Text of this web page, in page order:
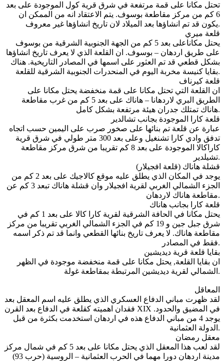
تحتل مكانا على قمة مرتفعة في شرق قرية كول الموجودة على بعد
6 كم من مركز مقاطعة بوسوف. يتم الاعتقاد انه من الممكن ان
يكون قد تم انشاؤها بعد الميلاد لان تاريخ انشاؤها غير معروف.
قلعة ميري
يحتل مكاناعلى بعد 5 كم من الجهة الجنوبية الشرقية من بوسوف
على طريق اردهان – بوسوف. ان القلعة الذي لا يعرف تاريخ انشاؤها
بشكل قطعي قد تم العثور على اسمها في المصادر التاريخية. هناك
بقايا كنيسة مخربة اليوم في المنحدرات الجنوبية الشرقية للقلعة.
قلعة كيرناف
ان القلعة التي تحتل مكانا على قمة منخفضة يحتل مكانا على
الطريق البري لاردهانا – هاناك على بعد 5 كم من غرب مقاطعة
هاناك تمتلك جدران هيئة مرتفعة بشكل كامل.
قلعة كارا الموجودة بجانب تشالدير
عبارة عن قلعة تم بنائها على صخور صرب على اليمين حسب اتجاه
تدفق وادي كارا تشنغيل وعلى بعد 300 متر طولي في شرق قرية
كاراكالا الموجودة على بعد 8 كم تقريبا من شرق مركز مقاطعة
تشيلدير.
قشلة هاناك (قلعة افجيلار)
يوجد في المكان الذي يطلق عليه موقع كالاجيك على بعد 2 كم من
الجزء الشمالي الغربي لقرية افجيلار وان قشلة هاناك تبعد 3 كم عن
مقاطعة هاناك لاردهان.
قلعة كارا بجانب هاناك
يحتل مكانا في الحافة الشرقية لقرية كارا كالا على بعد 1 كم في
شرق جبل جين و 19 كم في الجزء الشمالي الغربي تقريبا من مركز
مقاطعة هاناك. لا يعرف تاريخ بنائها القطعي وانما قد تم ذكر اسمه
فقط في المصادر.
بقايا قلعة قرية ديديشين
ان بقايا القلعة, يحتل مكانا على قمة منخفضة موجودة في الظهر
الشمالي لقرية ديديشين المرتبطة بمقاطعة غولة.
المعاقل
لقد ظهرت مباني الدفاع العسكري الذي يطلق عليه اسم المعقل بعد
فقدان اهميته كقلعة في الدفاع بعد القرن XIX في المضيق والحدود.
يوجد 4 من مباني الدفاع هذه في اردهان استخدمت بكثرة من قبل
الدولة العثمانية.
معقل رمضان
لقد لعب هذا المعقل الذي يحتل مكانا على بعد 5 كم في شمال مركز
مدينة اردهان دورا مهما في الحرب العثمانية – الروسية (حرب 93)